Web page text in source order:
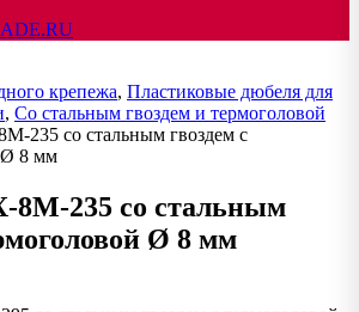
крепежа, Пластиковые дюбеля для
, Со стальным гвоздем и термоголовой
235 со стальным гвоздем с
Ø 8 мм
8M-235 со стальным
Ø 8 мм